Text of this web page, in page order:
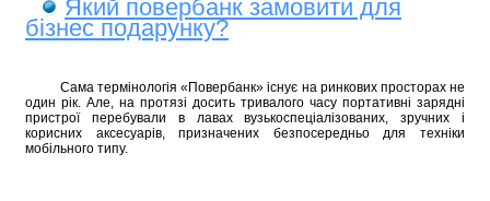
Який повербанк замовити для
бізнес подарунку?
Сама термінологія «Повербанк» існує на ринкових просторах не
один рік. Але, на протязі досить тривалого часу портативні зарядні
пристрої перебували в лавах вузькоспеціалізованих, зручних і
корисних аксесуарів, призначених безпосередньо для техніки
мобільного типу.